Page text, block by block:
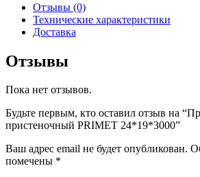
Отзывы (0)
Технические характеристики
Доставка
Отзывы
Пока нет отзывов.
Будьте первым, кто оставил отзыв на
пристеночный PRIMET 24*19*3000”
Ваш адрес email не будет опубликован.
помечены *